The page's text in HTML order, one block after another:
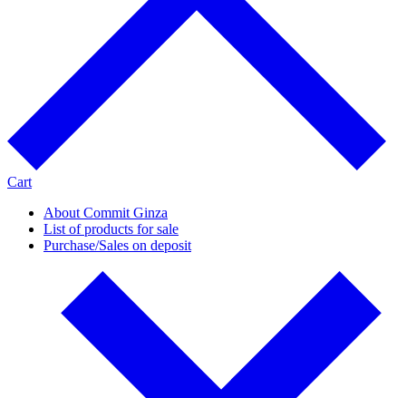
Cart
About Commit Ginza
List of products for sale
Purchase/Sales on deposit